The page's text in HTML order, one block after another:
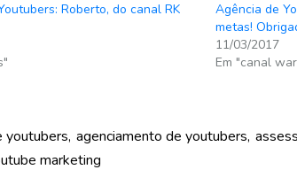
Roberto, do canal RK
Agência de
metas!
11/03/2017
Em "canal
youtubers agenciamento de youtubers
marketing